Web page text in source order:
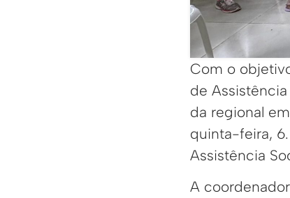
Com o
de
da regional
quinta-feira,
Assistência
A